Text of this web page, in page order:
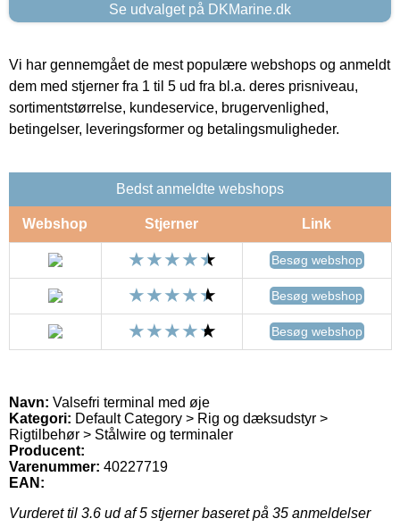
Se udvalget på DKMarine.dk
Vi har gennemgået de mest populære webshops og anmeldt
dem med stjerner fra 1 til 5 ud fra bl.a. deres prisniveau,
sortimentstørrelse, kundeservice, brugervenlighed,
betingelser, leveringsformer og betalingsmuligheder.
Bedst anmeldte webshops
Webshop Stjerner Link
Besøg webshop
Besøg webshop
Besøg webshop
Navn: Valsefri terminal med øje
Kategori: Default Category > Rig og dæksudstyr >
Rigtilbehør > Stålwire og terminaler
Producent:
Varenummer: 40227719
EAN:
Vurderet til 3.6 ud af 5 stjerner baseret på 35 anmeldelser